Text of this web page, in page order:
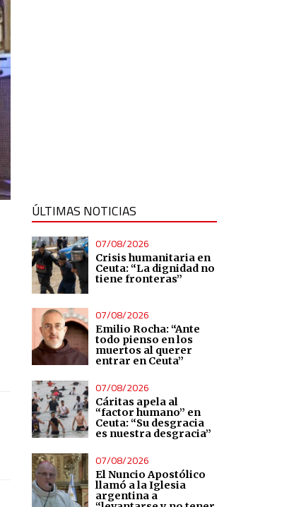
ÚLTIMAS NOTICIAS
07/08/2026
Crisis humanitaria en
Ceuta: “La dignidad no
tiene fronteras”
07/08/2026
Emilio Rocha: “Ante
todo pienso en los
muertos al querer
entrar en Ceuta”
07/08/2026
Cáritas apela al
“factor humano” en
Ceuta: “Su desgracia
es nuestra desgracia”
07/08/2026
El Nuncio Apostólico
llamó a la Iglesia
argentina a